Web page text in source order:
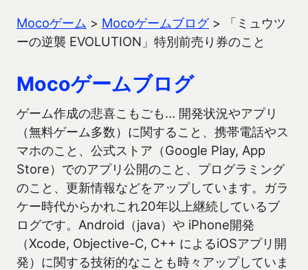
Mocoゲーム > Mocoゲームブログ>
「ミュウツ
ーの逆襲 EVOLUTION」特別前売り券のこと
Mocoゲームブログ
ゲーム作成の悲喜こもごも… 開発状況やアプリ
（無料ゲーム多数）に関すること、携帯電話やス
マホのこと、公式ストア（Google Play, App
Store）でのアプリ公開のこと、プログラミング
のこと、更新情報などをアップしています。ガラ
ケー時代からかれこれ20年以上継続しているブ
ログです。Android（java）や iPhone開発
（Xcode, Objective-C, C++ によるiOSアプリ開
発）に関する技術的なことも時々アップしていま